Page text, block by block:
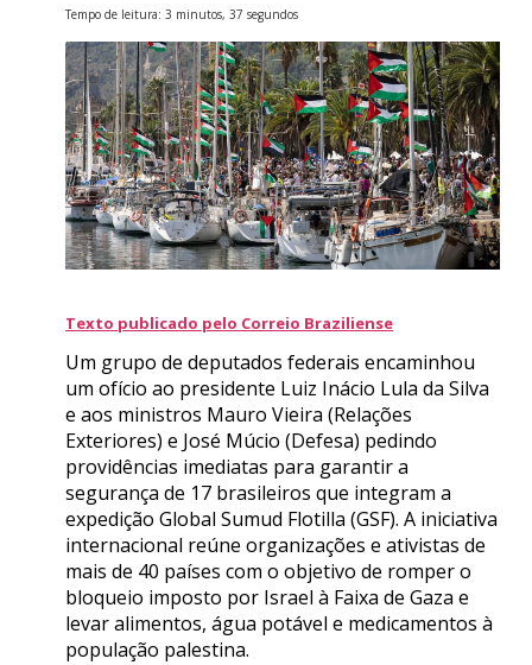
Tempo de leitura: 3 minutos, 37 segundos
Texto publicado pelo Correio Braziliense
Um grupo de deputados federais encaminhou
um ofício ao presidente Luiz Inácio Lula da Silva
e aos ministros Mauro Vieira (Relações
Exteriores) e José Múcio (Defesa) pedindo
providências imediatas para garantir a
segurança de 17 brasileiros que integram a
expedição Global Sumud Flotilla (GSF). A iniciativa
internacional reúne organizações e ativistas de
mais de 40 países com o objetivo de romper o
bloqueio imposto por Israel à Faixa de Gaza e
levar alimentos, água potável e medicamentos à
população palestina.